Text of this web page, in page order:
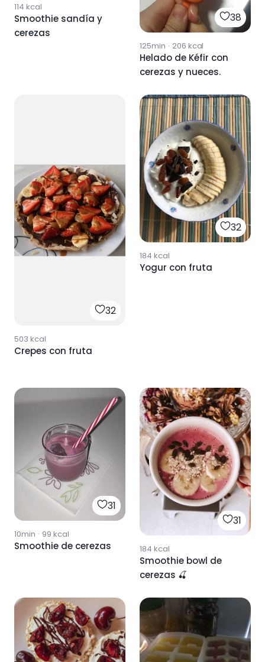
114 kcal
Smoothie sandía y
cerezas
38
125min · 206 kcal
Helado de Kéfir con
cerezas y nueces.
32
503 kcal
Crepes con fruta
32
184 kcal
Yogur con fruta
31
10min · 99 kcal
Smoothie de cerezas
31
184 kcal
Smoothie bowl de
cerezas 🍒